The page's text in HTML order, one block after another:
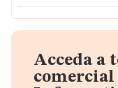
Acceda a